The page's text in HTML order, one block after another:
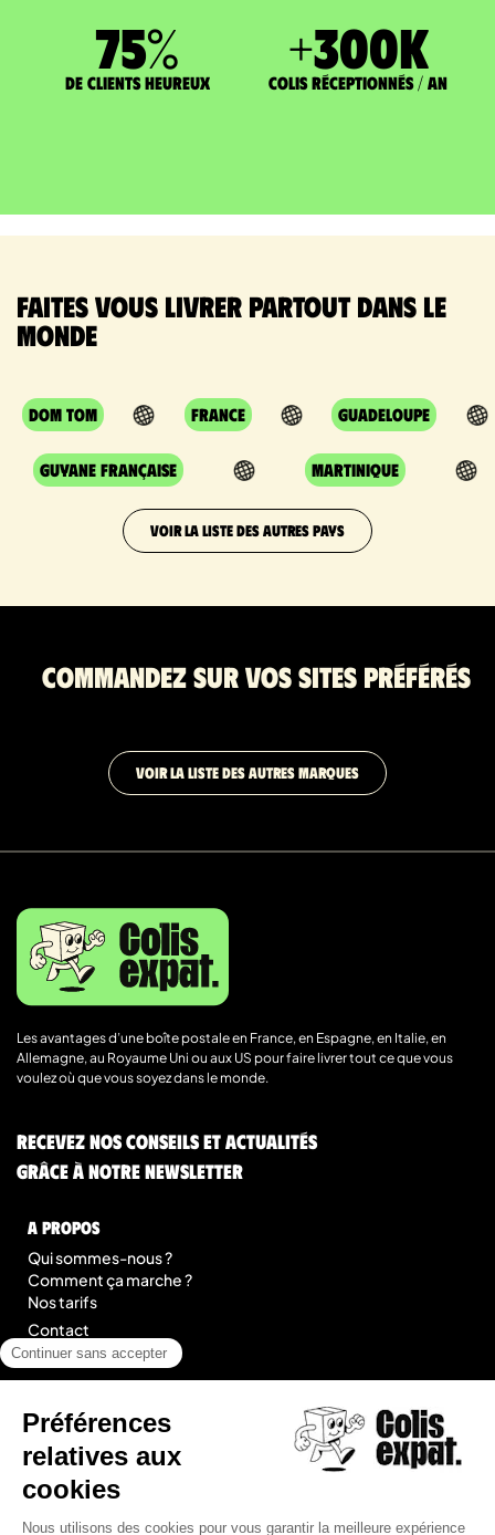
75%
de clients heureux
+300K
Colis réceptionnés / an
Faites vous livrer partout dans le
monde
DOM TOM France Guadeloupe
Guyane Française Martinique
VOIR LA LISTE DES AUTRES PAYS
Commandez sur vos sites préférés
VOIR LA LISTE DES AUTRES MARQUES
Les avantages d’une boîte postale en France, en Espagne, en Italie, en
Allemagne, au Royaume Uni ou aux US pour faire livrer tout ce que vous
voulez où que vous soyez dans le monde.
Recevez nos conseils et actualités
grâce à notre newsletter
A Propos
Qui sommes-nous ?
Comment ça marche ?
Nos tarifs
Contact
Blog
légal
Mentions légales
Conditions Générales de Prestation de Services